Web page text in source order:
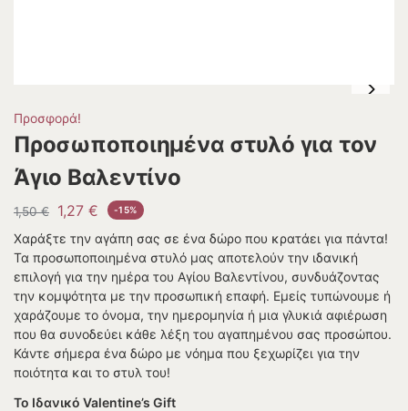
Προσφορά!
Προσωποποιημένα στυλό για τον
Άγιο Βαλεντίνο
1,50€ 1,27 € -15%
Χαράξτε την αγάπη σας σε ένα δώρο που κρατάει για πάντα!
Τα προσωποποιημένα στυλό μας αποτελούν την ιδανική
επιλογή για την ημέρα του Αγίου Βαλεντίνου, συνδυάζοντας
την κομψότητα με την προσωπική επαφή. Εμείς τυπώνουμε ή
χαράζουμε το όνομα, την ημερομηνία ή μια γλυκιά αφιέρωση
που θα συνοδεύει κάθε λέξη του αγαπημένου σας προσώπου.
Κάντε σήμερα ένα δώρο με νόημα που ξεχωρίζει για την
ποιότητα και το στυλ του!
Το Ιδανικό Valentine’s Gift